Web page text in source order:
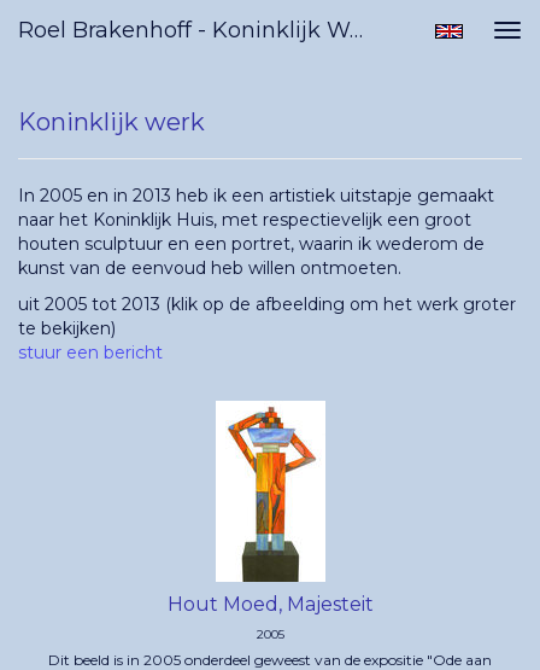
Roel Brakenhoff - Koninklijk Werk
Koninklijk werk
In 2005 en in 2013 heb ik een artistiek uitstapje gemaakt
naar het Koninklijk Huis, met respectievelijk een groot
houten sculptuur en een portret, waarin ik wederom de
kunst van de eenvoud heb willen ontmoeten.
uit 2005 tot 2013 (klik op de afbeelding om het werk groter
te bekijken)
stuur een bericht
Hout Moed, Majesteit
2005
Dit beeld is in 2005 onderdeel geweest van de expositie "Ode aan